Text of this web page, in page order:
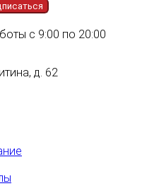
с 9:00 по 20:00
д. 62